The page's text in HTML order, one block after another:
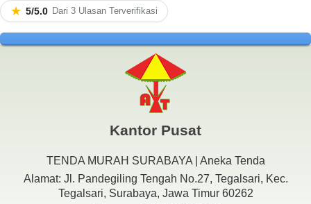
★ 5/5.0 Dari 3 Ulasan Terverifikasi
Kantor Pusat
TENDA MURAH SURABAYA | Aneka Tenda
Alamat: Jl. Pandegiling Tengah No.27, Tegalsari, Kec.
Tegalsari, Surabaya, Jawa Timur 60262